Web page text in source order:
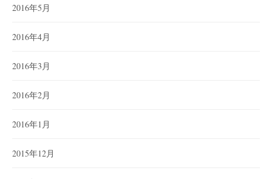
2016年5月
2016年4月
2016年3月
2016年2月
2016年1月
2015年12月